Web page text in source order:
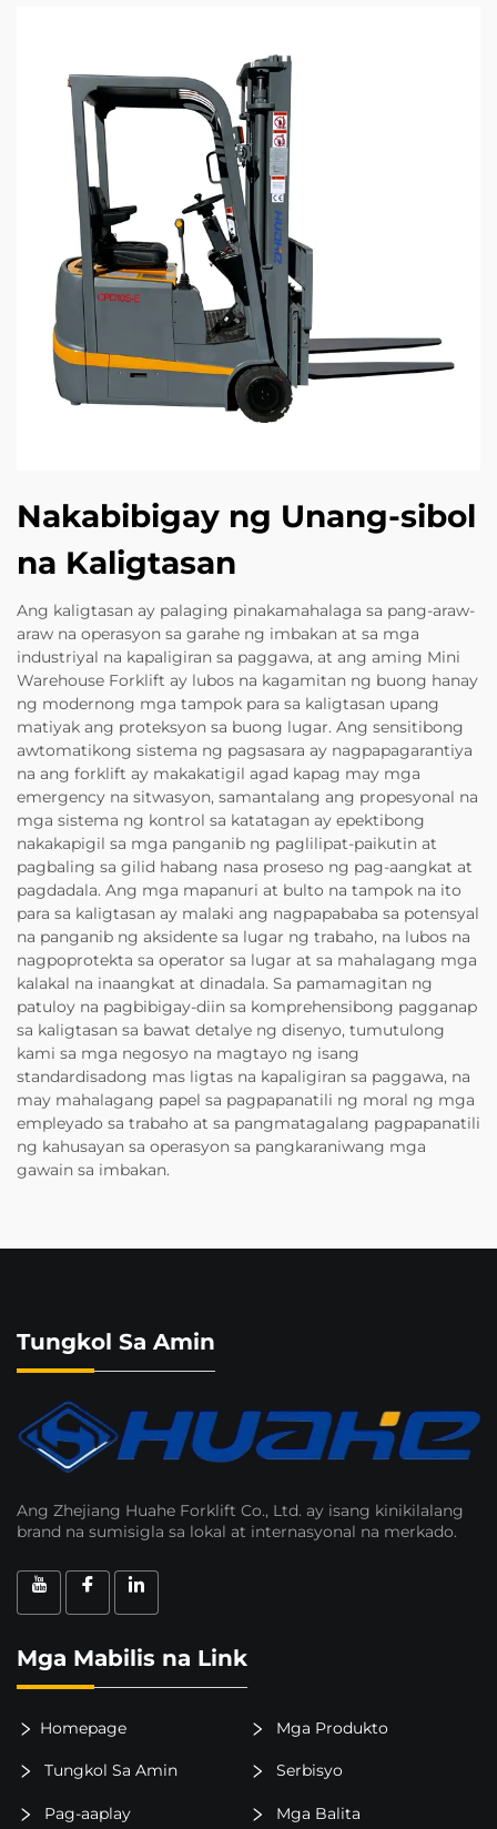
Nakabibigay ng Unang-sibol
na Kaligtasan
Ang kaligtasan ay palaging pinakamahalaga sa pang-araw-
araw na operasyon sa garahe ng imbakan at sa mga
industriyal na kapaligiran sa paggawa, at ang aming Mini
Warehouse Forklift ay lubos na kagamitan ng buong hanay
ng modernong mga tampok para sa kaligtasan upang
matiyak ang proteksyon sa buong lugar. Ang sensitibong
awtomatikong sistema ng pagsasara ay nagpapagarantiya
na ang forklift ay makakatigil agad kapag may mga
emergency na sitwasyon, samantalang ang propesyonal na
mga sistema ng kontrol sa katatagan ay epektibong
nakakapigil sa mga panganib ng paglilipat-paikutin at
pagbaling sa gilid habang nasa proseso ng pag-aangkat at
pagdadala. Ang mga mapanuri at bulto na tampok na ito
para sa kaligtasan ay malaki ang nagpapababa sa potensyal
na panganib ng aksidente sa lugar ng trabaho, na lubos na
nagpoprotekta sa operator sa lugar at sa mahalagang mga
kalakal na inaangkat at dinadala. Sa pamamagitan ng
patuloy na pagbibigay-diin sa komprehensibong pagganap
sa kaligtasan sa bawat detalye ng disenyo, tumutulong
kami sa mga negosyo na magtayo ng isang
standardisadong mas ligtas na kapaligiran sa paggawa, na
may mahalagang papel sa pagpapanatili ng moral ng mga
empleyado sa trabaho at sa pangmatagalang pagpapanatili
ng kahusayan sa operasyon sa pangkaraniwang mga
gawain sa imbakan.
Tungkol Sa Amin
Ang Zhejiang Huahe Forklift Co., Ltd. ay isang kinikilalang
brand na sumisigla sa lokal at internasyonal na merkado.
Mga Mabilis na Link
Homepage Mga Produkto
Tungkol Sa Amin Serbisyo
Pag-aaplay Mga Balita